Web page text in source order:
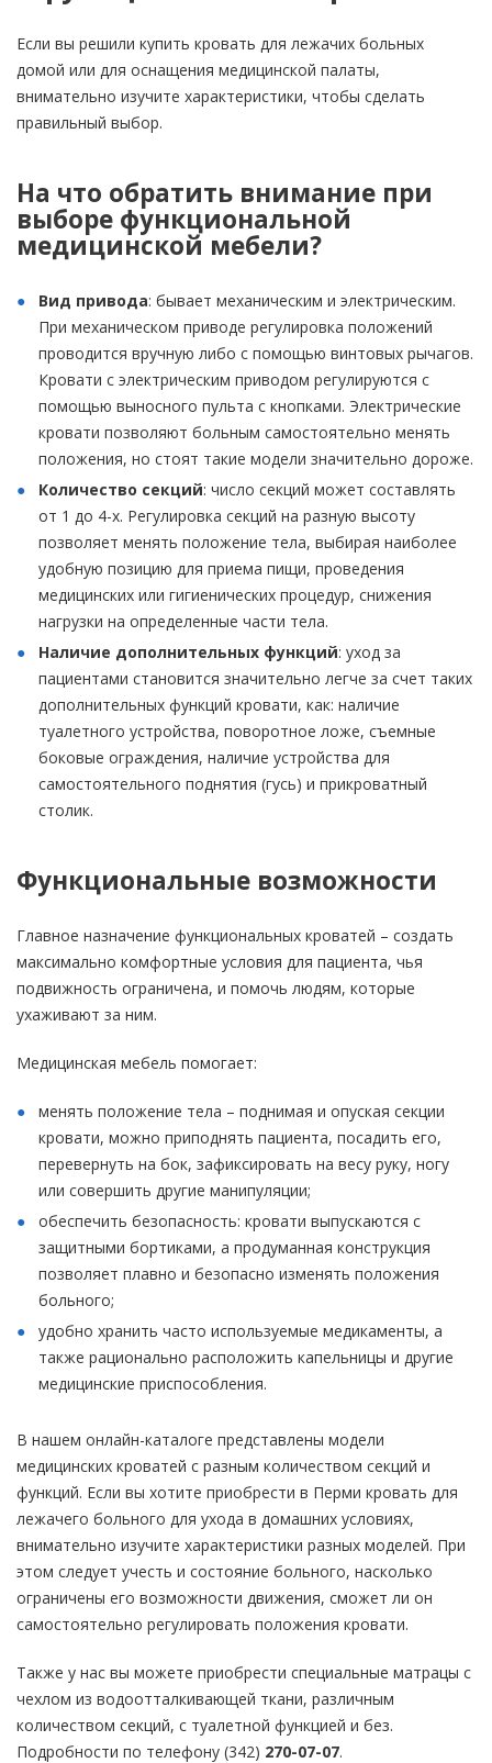
Если вы решили купить кровать для лежачих больных
домой или для оснащения медицинской палаты,
внимательно изучите характеристики, чтобы сделать
правильный выбор.
На что обратить внимание при
выборе функциональной
медицинской мебели?
Вид привода: бывает механическим и электрическим.
При механическом приводе регулировка положений
проводится вручную либо с помощью винтовых рычагов.
Кровати с электрическим приводом регулируются с
помощью выносного пульта с кнопками. Электрические
кровати позволяют больным самостоятельно менять
положения, но стоят такие модели значительно дороже.
Количество секций: число секций может составлять
от 1 до 4-х. Регулировка секций на разную высоту
позволяет менять положение тела, выбирая наиболее
удобную позицию для приема пищи, проведения
медицинских или гигиенических процедур, снижения
нагрузки на определенные части тела.
Наличие дополнительных функций: уход за
пациентами становится значительно легче за счет таких
дополнительных функций кровати, как: наличие
туалетного устройства, поворотное ложе, съемные
боковые ограждения, наличие устройства для
самостоятельного поднятия (гусь) и прикроватный
столик.
Функциональные возможности
Главное назначение функциональных кроватей – создать
максимально комфортные условия для пациента, чья
подвижность ограничена, и помочь людям, которые
ухаживают за ним.
Медицинская мебель помогает:
менять положение тела – поднимая и опуская секции
кровати, можно приподнять пациента, посадить его,
перевернуть на бок, зафиксировать на весу руку, ногу
или совершить другие манипуляции;
обеспечить безопасность: кровати выпускаются с
защитными бортиками, а продуманная конструкция
позволяет плавно и безопасно изменять положения
больного;
удобно хранить часто используемые медикаменты, а
также рационально расположить капельницы и другие
медицинские приспособления.
В нашем онлайн-каталоге представлены модели
медицинских кроватей с разным количеством секций и
функций. Если вы хотите приобрести в Перми кровать для
лежачего больного для ухода в домашних условиях,
внимательно изучите характеристики разных моделей. При
этом следует учесть и состояние больного, насколько
ограничены его возможности движения, сможет ли он
самостоятельно регулировать положения кровати.
Также у нас вы можете приобрести специальные матрацы с
чехлом из водоотталкивающей ткани, различным
количеством секций, с туалетной функцией и без.
Подробности по телефону (342) 270-07-07.